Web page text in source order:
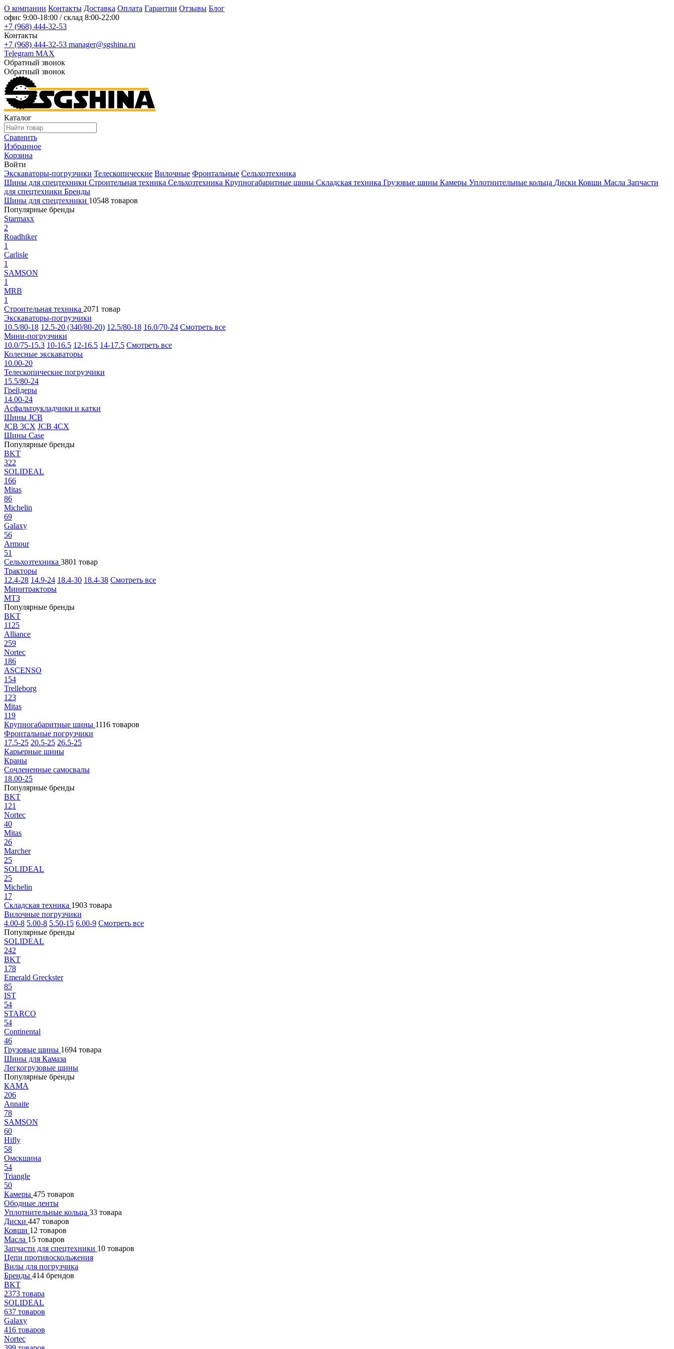
О компании Контакты Доставка Оплата Гарантии Отзывы Блог
офис 9:00-18:00 / склад 8:00-22:00
+7 (968) 444-32-53
Контакты
+7 (968) 444-32-53 manager@sgshina.ru
Telegram MAX
Обратный звонок
Обратный звонок
Каталог
Сравнить
Избранное
Корзина
Войти
Экскаваторы-погрузчики Телескопические Вилочные Фронтальные Сельхозтехника
Шины для спецтехники Строительная техника Сельхозтехника Крупногабаритные шины Складская техника Грузовые шины Камеры Уплотнительные кольца Диски Ковши Масла Запчасти
для спецтехники Бренды
Шины для спецтехники 10548 товаров
Популярные бренды
Starmaxx
2
Roadhiker
1
Carlisle
1
SAMSON
1
MRB
1
Строительная техника 2071 товар
Экскаваторы-погрузчики
10.5/80-18 12.5-20 (340/80-20) 12.5/80-18 16.0/70-24 Смотреть все
Мини-погрузчики
10.0/75-15.3 10-16.5 12-16.5 14-17.5 Смотреть все
Колесные экскаваторы
10.00-20
Телескопические погрузчики
15.5/80-24
Грейдеры
14.00-24
Асфальтоукладчики и катки
Шины JCB
JCB 3CX JCB 4CX
Шины Case
Популярные бренды
BKT
322
SOLIDEAL
166
Mitas
86
Michelin
69
Galaxy
56
Armour
51
Сельхозтехника 3801 товар
Тракторы
12.4-28 14.9-24 18.4-30 18.4-38 Смотреть все
Минитракторы
МТЗ
Популярные бренды
BKT
1125
Alliance
259
Nortec
186
ASCENSO
154
Trelleborg
123
Mitas
119
Крупногабаритные шины 1116 товаров
Фронтальные погрузчики
17.5-25 20.5-25 26.5-25
Карьерные шины
Краны
Сочлененные самосвалы
18.00-25
Популярные бренды
BKT
121
Nortec
40
Mitas
26
Marcher
25
SOLIDEAL
25
Michelin
17
Складская техника 1903 товара
Вилочные погрузчики
4.00-8 5.00-8 5.50-15 6.00-9 Смотреть все
Популярные бренды
SOLIDEAL
242
BKT
178
Emerald Greckster
85
IST
54
STARCO
54
Continental
46
Грузовые шины 1694 товара
Шины для Камаза
Легкогрузовые шины
Популярные бренды
КАМА
206
Annaite
78
SAMSON
60
Hifly
58
Омскшина
54
Triangle
50
Камеры 475 товаров
Ободные ленты
Уплотнительные кольца 33 товара
Диски 447 товаров
Ковши 12 товаров
Масла 15 товаров
Запчасти для спецтехники 10 товаров
Цепи противоскольжения
Вилы для погрузчика
Бренды 414 брендов
BKT
2373 товара
SOLIDEAL
637 товаров
Galaxy
416 товаров
Nortec